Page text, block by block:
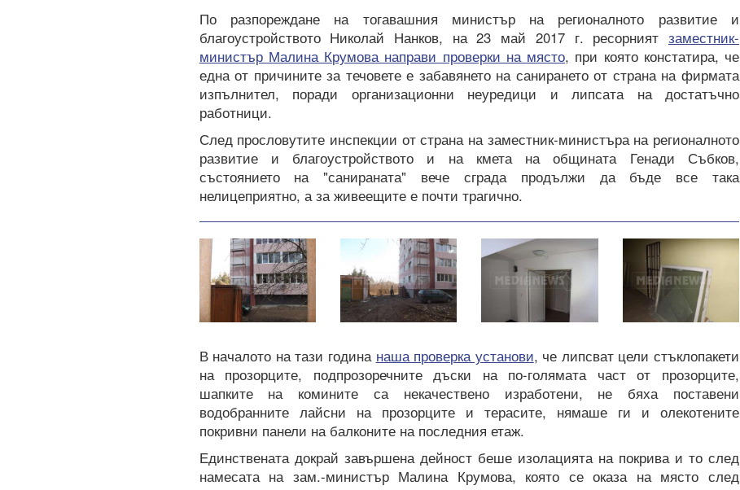
По разпореждане на тогавашния министър на регионалното развитие и
благоустройството Николай Нанков, на 23 май 2017 г. ресорният заместник-
министър Малина Крумова направи проверки на място, при която констатира, че
една от причините за течовете е забавянето на санирането от страна на фирмата
изпълнител, поради организационни неуредици и липсата на достатъчно
работници.
След прословутите инспекции от страна на заместник-министъра на регионалното
развитие и благоустройството и на кмета на общината Генади Събков,
състоянието на "санираната" вече сграда продължи да бъде все така
нелицеприятно, а за живеещите е почти трагично.
В началото на тази година наша проверка установи, че липсват цели стъклопакети
на прозорците, подпрозоречните дъски на по-голямата част от прозорците,
шапките на комините са некачествено изработени, не бяха поставени
водобранните лайсни на прозорците и терасите, нямаше ги и олекотените
покривни панели на балконите на последния етаж.
Единствената докрай завършена дейност беше изолацията на покрива и то след
намесата на зам.-министър Малина Крумова, която се оказа на място след